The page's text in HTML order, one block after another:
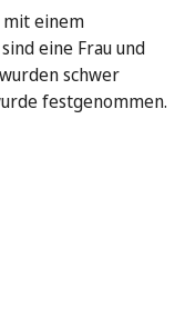
mit einem
eine Frau und
schwer
festgenommen.